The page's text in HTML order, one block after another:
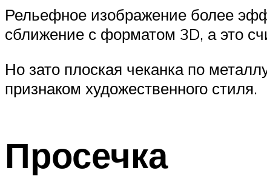
Рельефное изображение более
сближение с форматом 3D, а это
Но зато плоская чеканка по
признаком художественного стиля.
Просечка